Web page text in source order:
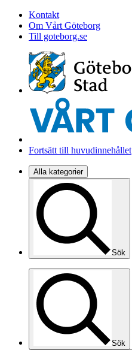
Kontakt
Om Vårt Göteborg
Till goteborg.se
Fortsätt till huvudinnehållet
Alla kategorier
Sök
Sök